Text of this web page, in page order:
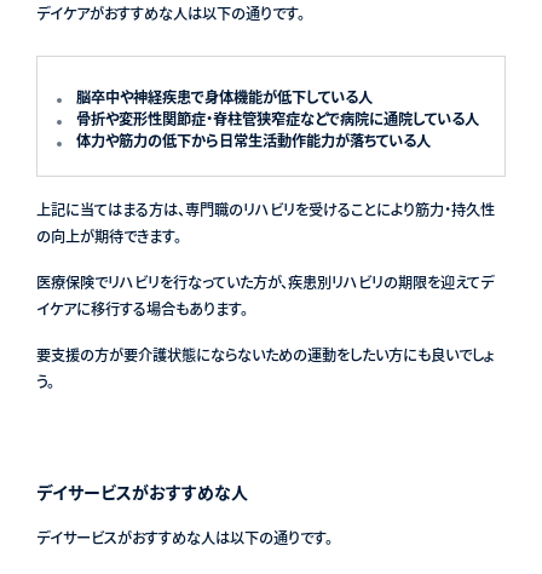
デイケアがおすすめな人は以下の通りです。
脳卒中や神経疾患で身体機能が低下している人
骨折や変形性関節症・脊柱管狭窄症などで病院に通院している人
体力や筋力の低下から日常生活動作能力が落ちている人
上記に当てはまる方は、専門職のリハビリを受けることにより筋力・持久性
の向上が期待できます。
医療保険でリハビリを行なっていた方が、疾患別リハビリの期限を迎えてデ
イケアに移行する場合もあります。
要支援の方が要介護状態にならないための運動をしたい方にも良いでしょ
う。
デイサービスがおすすめな人
デイサービスがおすすめな人は以下の通りです。